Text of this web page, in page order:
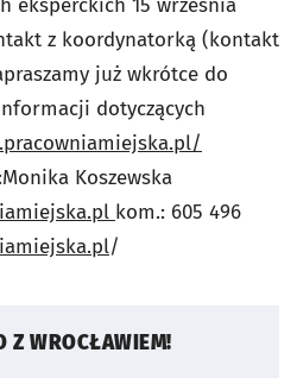
eksperckich 15 września
z koordynatorką (kontakt
już wkrótce do
dotyczących
Koszewska
kom.: 605 496
/
Z WROCŁAWIEM!